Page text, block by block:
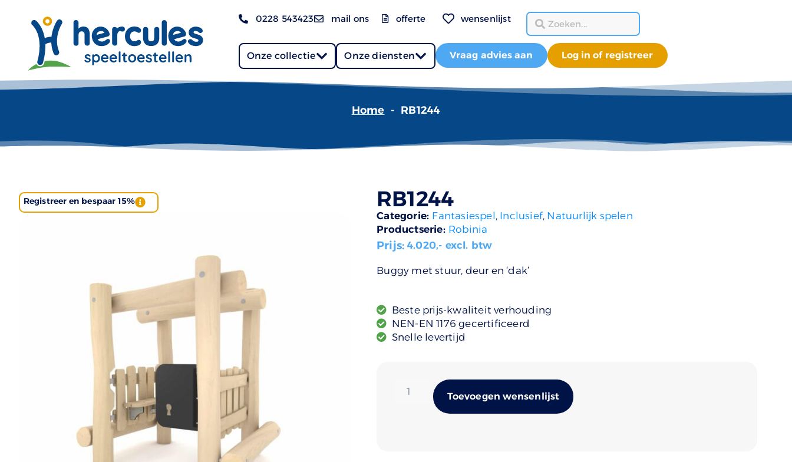
0228 543423 mail ons offerte wensenlijst
Onze collectie Onze diensten Vraag advies aan Log in of registreer
Home - RB1244
Registreer en bespaar 15% RB1244
Categorie: Fantasiespel, Inclusief, Natuurlijk spelen
Productserie: Robinia
Prijs:4.020,- excl. btw
Buggy met stuur, deur en ‘dak’
Beste prijs-kwaliteit verhouding
NEN-EN 1176 gecertificeerd
Snelle levertijd
Toevoegen wensenlijst